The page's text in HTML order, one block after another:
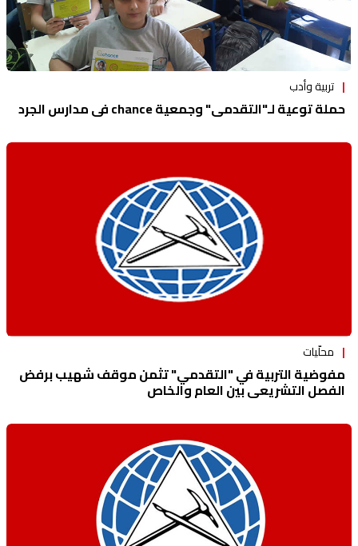
تربية وأدب
حملة توعية لـ"التقدمي" وجمعية chance في مدارس الجرد
محلّيات
مفوضية التربية في "التقدمي" تثمن موقف شهيب برفض
الفصل التشريعي بين العام والخاص